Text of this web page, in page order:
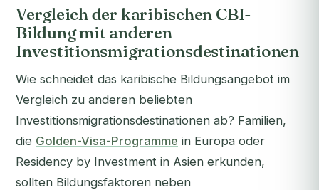
Vergleich der karibischen CBI-
Bildung mit anderen
Investitionsmigrationsdestinationen
Wie schneidet das karibische Bildungsangebot im
Vergleich zu anderen beliebten
Investitionsmigrationsdestinationen ab? Familien,
die Golden-Visa-Programme in Europa oder
Residency by Investment in Asien erkunden,
sollten Bildungsfaktoren neben